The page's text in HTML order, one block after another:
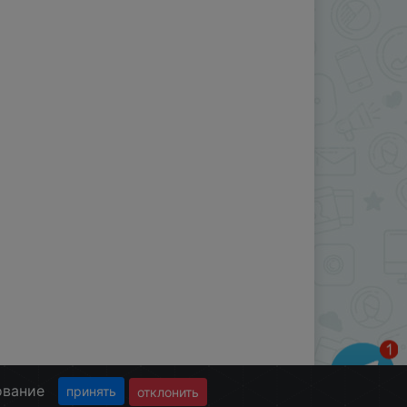
принять отклонить